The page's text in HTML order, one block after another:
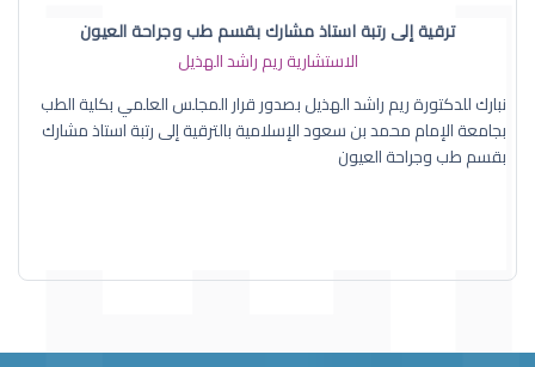
ترقية إلى رتبة استاذ مشارك بقسم طب وجراحة العيون
الاستشارية ريم راشد الهذيل
نبارك للدكتورة ريم راشد الهذيل بصدور قرار المجلس العلمي بكلية الطب
بجامعة الإمام محمد بن سعود الإسلامية بالترقية إلى رتبة استاذ مشارك
بقسم طب وجراحة العيون